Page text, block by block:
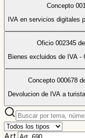
Concepto
IVA en servicios digitales
Oficio 002345
Bienes excluidos de IVA -
Concepto 000678
Devolucion de IVA a
Art.